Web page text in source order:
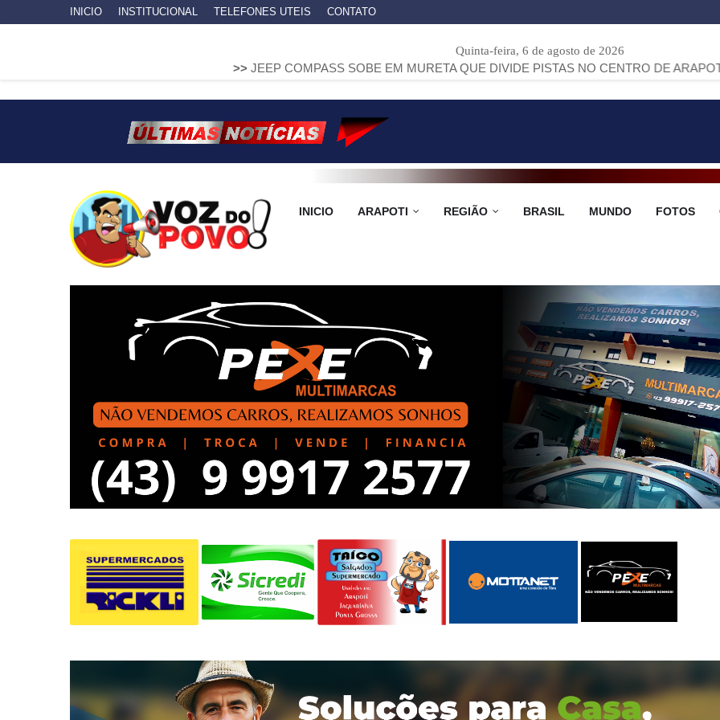
INICIO INSTITUCIONAL TELEFONES UTEIS CONTATO
Quinta-feira, 6 de agosto de 2026
JEEP COMPASS SOBE EM MURETA QUE DIVIDE PISTAS NO CENTRO DE ARAPOTI >>
INICIO ARAPOTI REGIÃO BRASIL MUNDO FOTOS